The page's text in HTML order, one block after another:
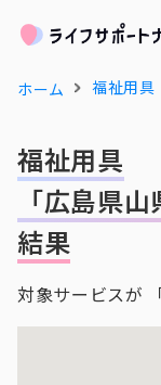
ホーム 福祉用具
福祉用具
「広島県
結果
対象サービスが